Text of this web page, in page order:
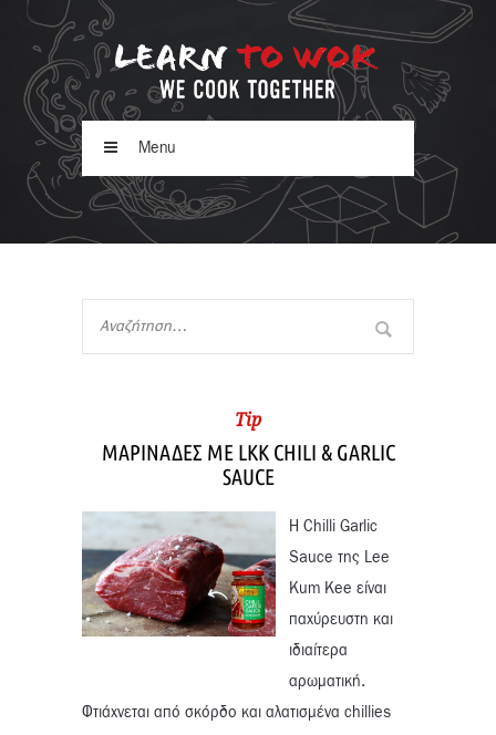
Menu
Tip
ΜΑΡΙΝΑΔΕΣ ΜΕ LKK CHILI & GARLIC
SAUCE
Η Chilli Garlic
Sauce της Lee
Kum Kee είναι
παχύρευστη και
ιδιαίτερα
αρωματική.
Φτιάχνεται από σκόρδο και αλατισμένα chillies